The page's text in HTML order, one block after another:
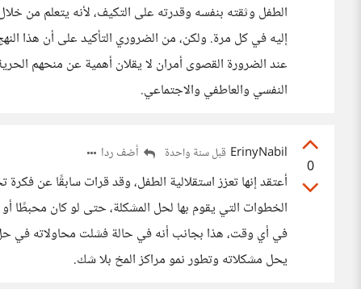
الطفل وثقته بنفسه وقدرته على التكيف، لأنه يتعلم من
إليه في كل مرة. ولكن، من الضروري التأكيد على أن هذا
عند الضرورة القصوى أمران لا يقلان أهمية عن منحهم
النفسي والعاطفي والاجتماعي.
0
ErinyNabil قبل سنة واحدة أضف ردا
أعتقد إنها تعزز استقلالية الطفل، وقد قرات سابقًا عن
الخطوات التي يقوم بها لحل المشكلة، حتى لو كان محبطًا أو
في أي وقت، هذا بجانب أنه في حالة فشلت محاولاته في
يحل مشكلاته وتطور نمو مراكز المخ بلا شك.